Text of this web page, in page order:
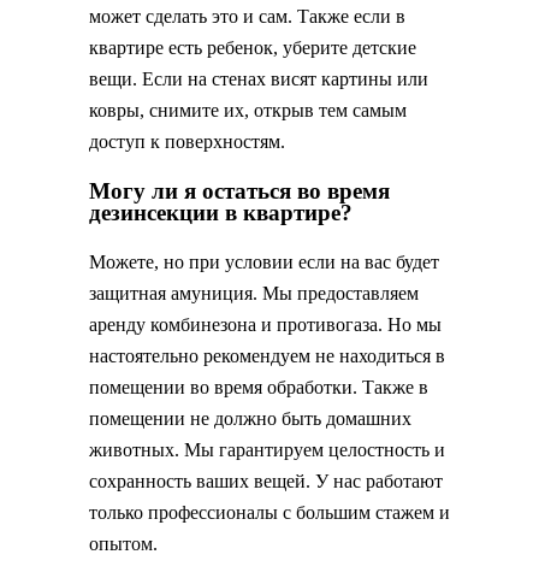
может сделать это и сам. Также если в
квартире есть ребенок, уберите детские
вещи. Если на стенах висят картины или
ковры, снимите их, открыв тем самым
доступ к поверхностям.
Могу ли я остаться во время
дезинсекции в квартире?
Можете, но при условии если на вас будет
защитная амуниция. Мы предоставляем
аренду комбинезона и противогаза. Но мы
настоятельно рекомендуем не находиться в
помещении во время обработки. Также в
помещении не должно быть домашних
животных. Мы гарантируем целостность и
сохранность ваших вещей. У нас работают
только профессионалы с большим стажем и
опытом.